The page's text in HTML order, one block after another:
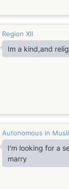
Region XII
Im a kind,and
Autonomous in
I'm looking for a
marry